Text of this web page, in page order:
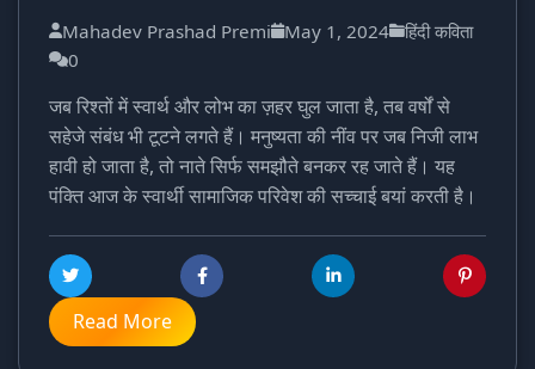
Mahadev Prashad Premi May 1, 2024
हिंदी कविता
0
जब रिश्तों में स्वार्थ और लोभ का ज़हर घुल जाता है, तब वर्षों से
सहेजे संबंध भी टूटने लगते हैं। मनुष्यता की नींव पर जब निजी लाभ
हावी हो जाता है, तो नाते सिर्फ समझौते बनकर रह जाते हैं। यह
पंक्ति आज के स्वार्थी सामाजिक परिवेश की सच्चाई बयां करती है।
Read More